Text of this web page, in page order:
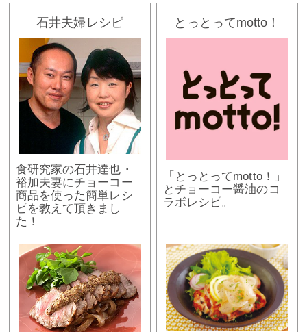
石井夫婦レシピ
食研究家の石井達也・
裕加夫妻にチョーコー
商品を使った簡単レシ
ピを教えて頂きまし
た！
とっとってmotto！
「とっとってmotto！」
とチョーコー醤油のコ
ラボレシピ。